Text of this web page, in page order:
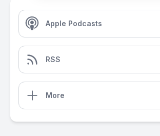
Apple Podcasts
RSS
More